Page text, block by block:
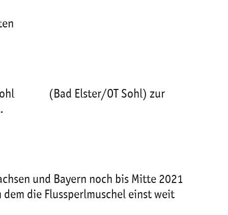
Sohl (Bad Elster/OT Sohl) zur
und Bayern noch bis Mitte 2021
die Flussperlmuschel einst weit